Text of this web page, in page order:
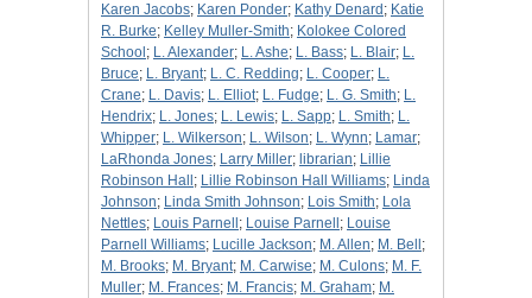
Karen Jacobs; Karen Ponder; Kathy Denard ; Katie
R. Burke; Kelley Muller-Smith; Kolokee Colored
School ; L. Alexander; L. Ashe; L. Bass; L. Blair; L.
Bruce; L. Bryant; L. C. Redding; L. Cooper; L.
Crane; L. Davis; L. Elliot; L. Fudge; L. G. Smith; L.
Hendrix; L. Jones; L. Lewis; L. Sapp; L. Smith; L.
Whipper; L. Wilkerson; L. Wilson; L. Wynn; Lamar;
LaRhonda Jones; Larry Miller; librarian; Lillie
Robinson Hall ; Lillie Robinson Hall Williams; Linda
Johnson; Linda Smith Johnson; Lois Smith; Lola
Nettles; Louis Parnell ; Louise Parnell ; Louise
Parnell Williams; Lucille Jackson; M. Allen; M. Bell ;
M. Brooks; M. Bryant; M. Carwise; M. Culons; M. F.
Muller; M. Frances; M. Francis; M. Graham; M.